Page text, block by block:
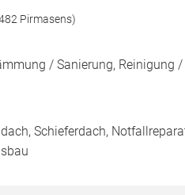
Pirmasens)
/ Sanierung, Reinigung
Schieferdach,